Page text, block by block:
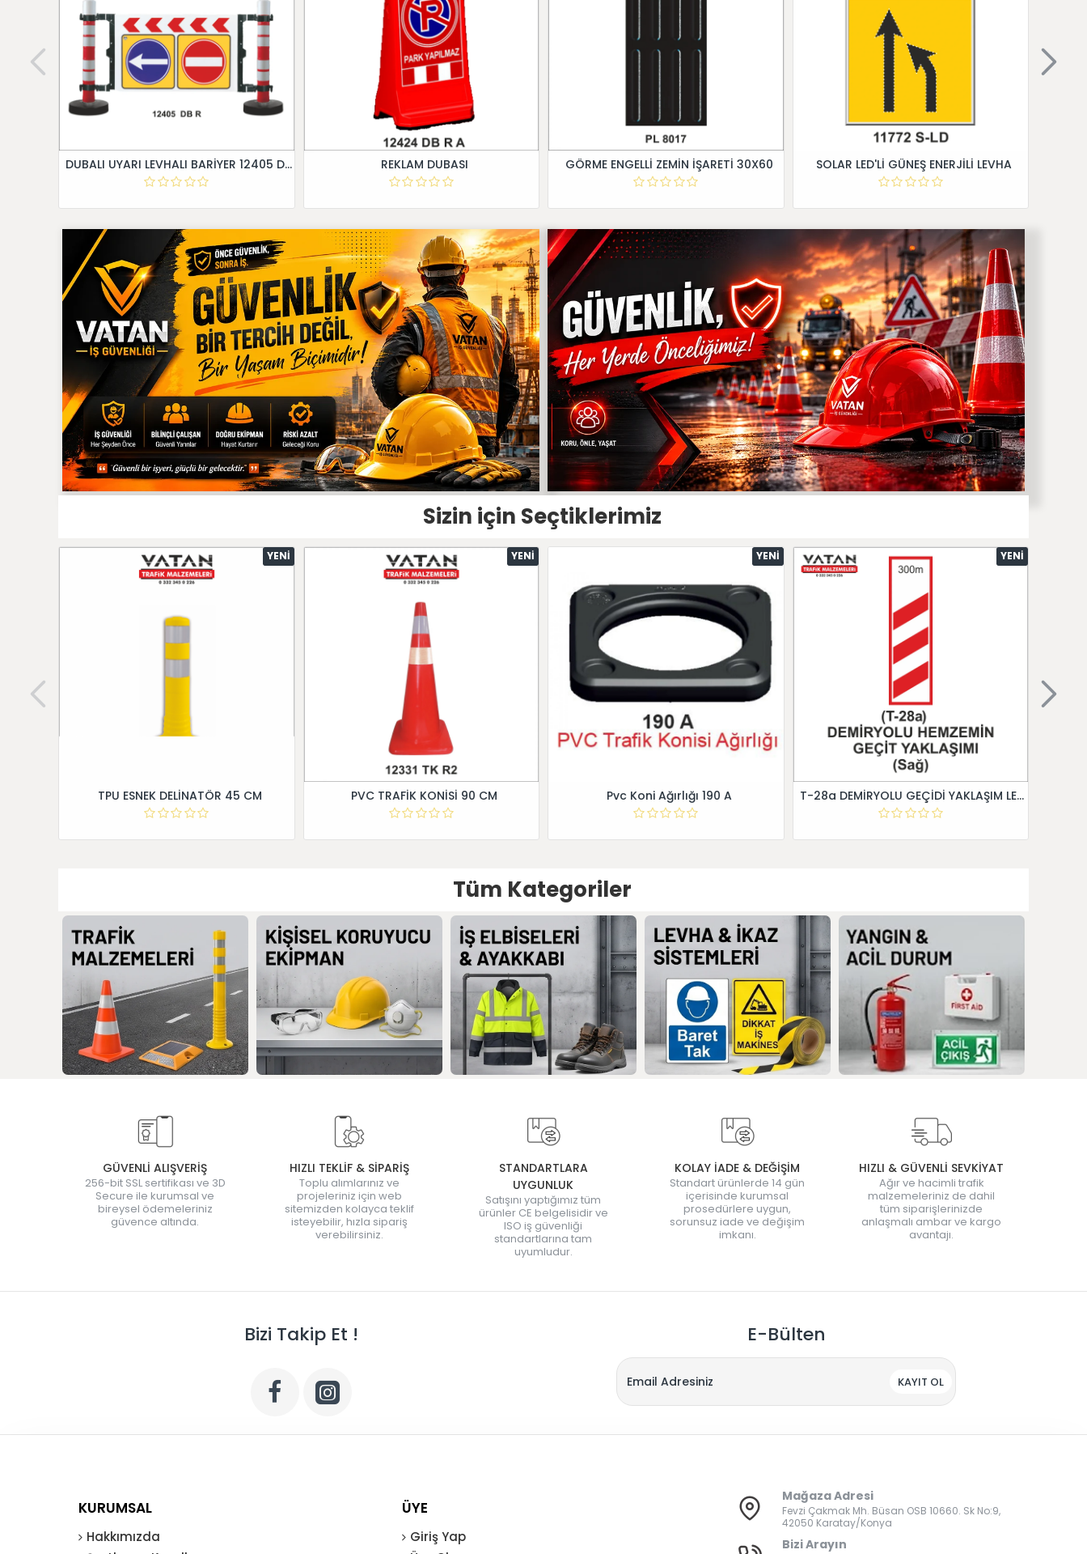
DUBALI UYARI LEVHALI BARİYER 12405 DB R REKLAM DUBASI GÖRME ENGELLİ ZEMİN İŞARETİ 30X60 SOLAR LED'Lİ GÜNEŞ ENERJİLİ LEVHA
Sizin için Seçtiklerimiz
YENI
TPU ESNEK DELİNATÖR 45 CM
YENI
PVC TRAFİK KONİSİ 90 CM
YENI
Pvc Koni Ağırlığı 190 A
YENI
T-28a DEMİRYOLU GEÇİDİ YAKLAŞIM LEVHALARI (Sağ)
Tüm Kategoriler
GÜVENLİ ALIŞVERİŞ
256-bit SSL sertifikası ve 3D
Secure ile kurumsal ve
bireysel ödemeleriniz
güvence altında.
HIZLI TEKLİF & SİPARİŞ
Toplu alımlarınız ve
projeleriniz için web
sitemizden kolayca teklif
isteyebilir, hızla sipariş
verebilirsiniz.
STANDARTLARA
UYGUNLUK
Satışını yaptığımız tüm
ürünler CE belgelisidir ve
ISO iş güvenliği
standartlarına tam
uyumludur.
KOLAY İADE & DEĞİŞİM
Standart ürünlerde 14 gün
içerisinde kurumsal
prosedürlere uygun,
sorunsuz iade ve değişim
imkanı.
HIZLI & GÜVENLİ SEVKİYAT
Ağır ve hacimli trafik
malzemeleriniz de dahil
tüm siparişlerinizde
anlaşmalı ambar ve kargo
avantajı.
Bizi Takip Et ! E-Bülten
KAYIT OL
KURUMSAL
Hakkımızda
ÜYE
Giriş Yap
Mağaza Adresi
Fevzi Çakmak Mh. Büsan OSB 10660. Sk No:9,
42050 Karatay/Konya
Bizi Arayın